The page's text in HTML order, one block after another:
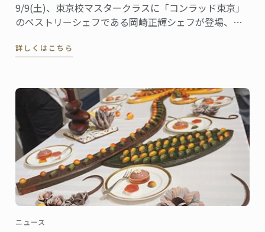
9/9(土)、東京校マスタークラスに「コンラッド東京」
のペストリーシェフである岡崎正輝シェフが登場、シ
た。
詳しくはこちら
ニュース